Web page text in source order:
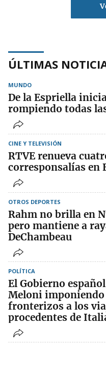
ÚLTIMAS
MUNDO
De la Espriella
rompiendo todas
CINE Y TELEVISIÓN
RTVE renueva
corresponsalías en
OTROS DEPORTES
Rahm no brilla en
pero mantiene a
DeChambeau
POLÍTICA
El Gobierno
Meloni
fronterizos a los
procedentes de